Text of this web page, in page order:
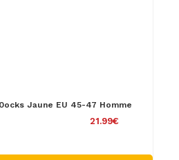
Jaune EU 45-47 Homme
21.99€